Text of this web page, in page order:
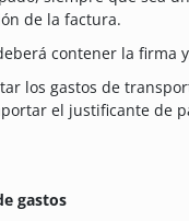
de la factura.
contener la firma
los gastos de
el justificante de
gastos